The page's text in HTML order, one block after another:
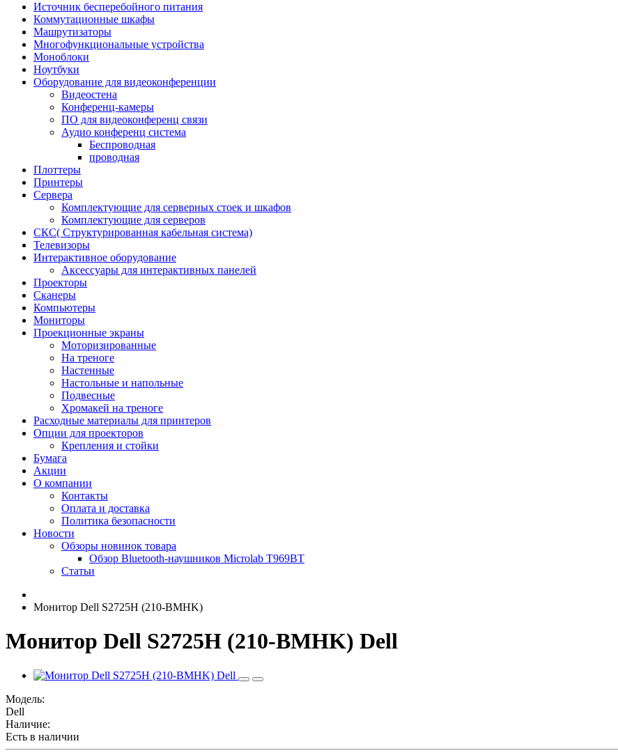
Источник бесперебойного питания
Коммутационные шкафы
Машрутизаторы
Многофункциональные устройства
Моноблоки
Ноутбуки
Оборудование для видеоконференции
Видеостена
Конференц-камеры
ПО для видеоконференц связи
Аудио конференц система
Беспроводная
проводная
Плоттеры
Принтеры
Сервера
Комплектующие для серверных стоек и шкафов
Комплектующие для серверов
СКС( Структурированная кабельная система)
Телевизоры
Интерактивное оборудование
Аксессуары для интерактивных панелей
Проекторы
Сканеры
Компьютеры
Мониторы
Проекционные экраны
Моторизированные
На треноге
Настенные
Настольные и напольные
Подвесные
Хромакей на треноге
Расходные материалы для принтеров
Опции для проекторов
Крепления и стойки
Бумага
Акции
О компании
Контакты
Оплата и доставка
Политика безопасности
Новости
Обзоры новинок товара
Обзор Bluetooth-наушников Microlab T969BT
Статьи
Монитор Dell S2725H (210-BMHK)
Монитор Dell S2725H (210-BMHK) Dell
Модель:
Dell
Наличие:
Есть в наличии